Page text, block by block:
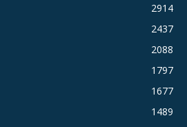
2914
2437
2088
1797
1677
1489